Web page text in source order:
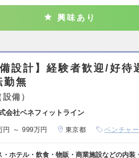
興味あり
備設計】経験者歓迎/好
勤無
備）
会社ベネフィットライン
円 ～ 999万円 東京都 ベンチャ
・ホテル・飲食・物販・商業施設などの内装